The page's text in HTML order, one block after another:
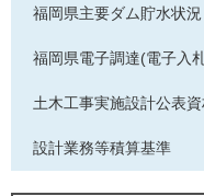
福岡県主要ダム貯水状況
福岡県電子調達(電子入
土木工事実施設計公表
設計業務等積算基準